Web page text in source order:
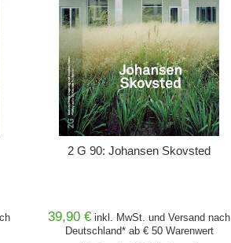
2 G 90: Johansen Skovsted
39,90 € inkl. MwSt. und Versand nach
Deutschland* ab € 50 Warenwert